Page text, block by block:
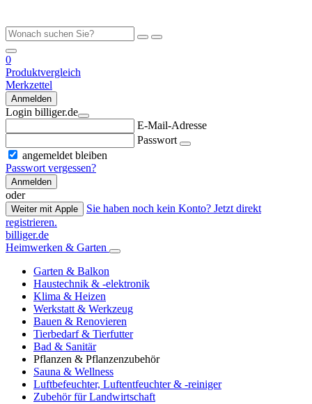
0
Produktvergleich
Merkzettel
Anmelden
Login billiger.de
E-Mail-Adresse
Passwort
angemeldet bleiben
Passwort vergessen?
Anmelden
oder
Weiter mit Apple
Sie haben noch kein Konto? Jetzt direkt
registrieren.
billiger.de
Heimwerken & Garten
Garten & Balkon
Haustechnik & -elektronik
Klima & Heizen
Werkstatt & Werkzeug
Bauen & Renovieren
Tierbedarf & Tierfutter
Bad & Sanitär
Pflanzen & Pflanzenzubehör
Sauna & Wellness
Luftbefeuchter, Luftentfeuchter & -reiniger
Zubehör für Landwirtschaft